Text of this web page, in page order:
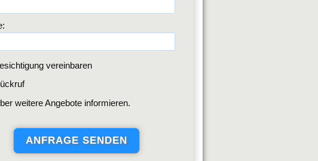
vereinbaren
weitere Angebote informieren.